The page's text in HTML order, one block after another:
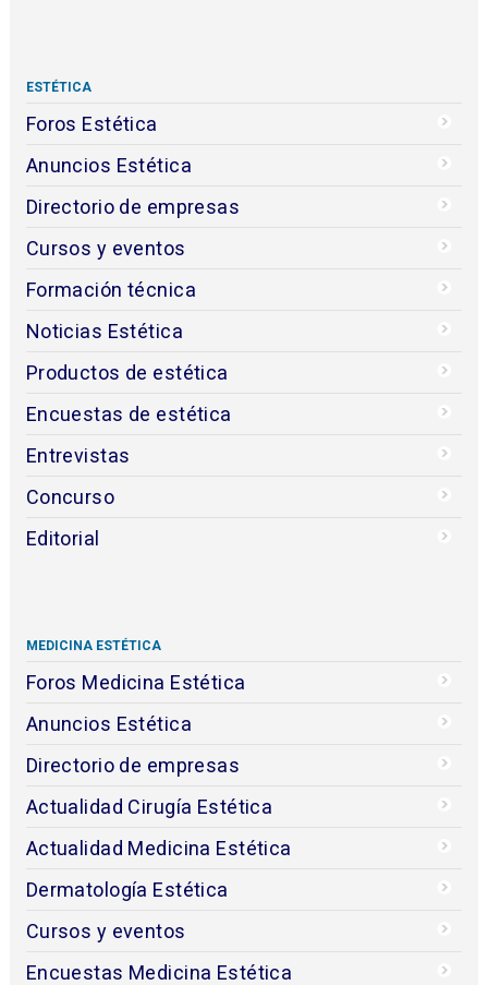
ESTÉTICA
Foros Estética
Anuncios Estética
Directorio de empresas
Cursos y eventos
Formación técnica
Noticias Estética
Productos de estética
Encuestas de estética
Entrevistas
Concurso
Editorial
MEDICINA ESTÉTICA
Foros Medicina Estética
Anuncios Estética
Directorio de empresas
Actualidad Cirugía Estética
Actualidad Medicina Estética
Dermatología Estética
Cursos y eventos
Encuestas Medicina Estética